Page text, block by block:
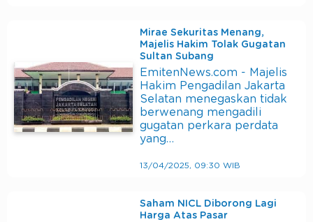
Mirae Sekuritas Menang,
Majelis Hakim Tolak Gugatan
Sultan Subang
EmitenNews.com - Majelis
Hakim Pengadilan Jakarta
Selatan menegaskan tidak
berwenang mengadili
gugatan perkara perdata
yang…
13/04/2025, 09:30 WIB
Saham NICL Diborong Lagi
Harga Atas Pasar